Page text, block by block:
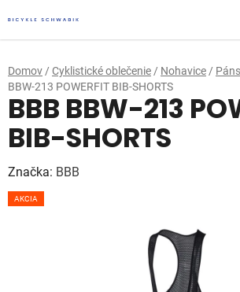
na
obsah
Domov / Cyklistické oblečenie / Nohavice /
BBW-213 POWERFIT BIB-SHORTS
BBB BBW-213
BIB-SHORTS
Značka: BBB
AKCIA